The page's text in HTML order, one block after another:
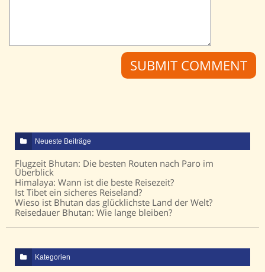
Neueste Beiträge
Flugzeit Bhutan: Die besten Routen nach Paro im
Überblick
Himalaya: Wann ist die beste Reisezeit?
Ist Tibet ein sicheres Reiseland?
Wieso ist Bhutan das glücklichste Land der Welt?
Reisedauer Bhutan: Wie lange bleiben?
Kategorien